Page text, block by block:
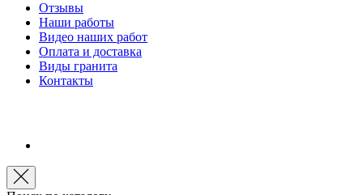
Отзывы
Наши работы
Видео наших работ
Оплата и доставка
Виды гранита
Контакты